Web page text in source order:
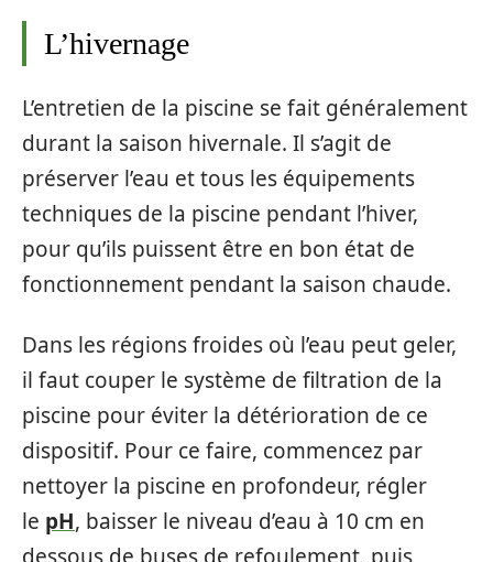
L’hivernage
L’entretien de la piscine se fait généralement
durant la saison hivernale. Il s’agit de
préserver l’eau et tous les équipements
techniques de la piscine pendant l’hiver,
pour qu’ils puissent être en bon état de
fonctionnement pendant la saison chaude.
Dans les régions froides où l’eau peut geler,
il faut couper le système de filtration de la
piscine pour éviter la détérioration de ce
dispositif. Pour ce faire, commencez par
nettoyer la piscine en profondeur, régler
le pH, baisser le niveau d’eau à 10 cm en
dessous de buses de refoulement, puis